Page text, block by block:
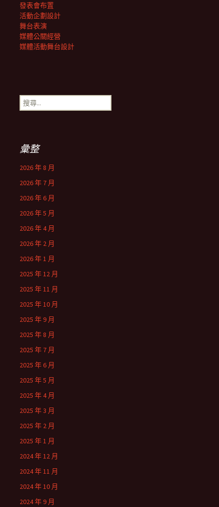
發表會布置
活動企劃設計
舞台表演
媒體公關經營
媒體活動舞台設計
搜
尋
彙整
2026 年 8 月
2026 年 7 月
2026 年 6 月
2026 年 5 月
2026 年 4 月
2026 年 2 月
2026 年 1 月
2025 年 12 月
2025 年 11 月
2025 年 10 月
2025 年 9 月
2025 年 8 月
2025 年 7 月
2025 年 6 月
2025 年 5 月
2025 年 4 月
2025 年 3 月
2025 年 2 月
2025 年 1 月
2024 年 12 月
2024 年 11 月
2024 年 10 月
2024 年 9 月